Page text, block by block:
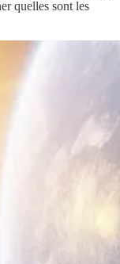
quelles sont les